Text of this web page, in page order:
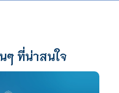
ๆ ที่น่าสนใจ